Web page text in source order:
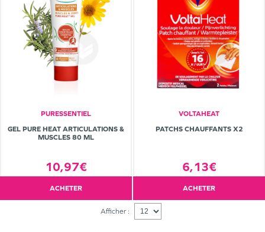
PURESSENTIEL
GEL PURE HEAT ARTICULATIONS &
MUSCLES 80 ML
10,97€
ACHETER
VOLTAHEAT
PATCHS CHAUFFANTS X2
6,13€
ACHETER
Afficher :